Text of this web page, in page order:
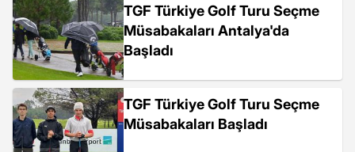
TGF Türkiye Golf Turu Seçme
Müsabakaları Antalya'da
Başladı
TGF Türkiye Golf Turu Seçme
Müsabakaları Başladı